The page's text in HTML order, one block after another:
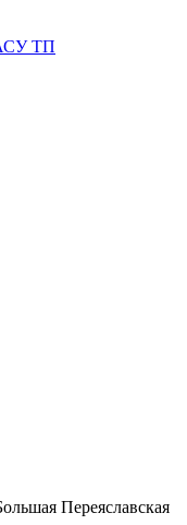
ТП
Переяславская